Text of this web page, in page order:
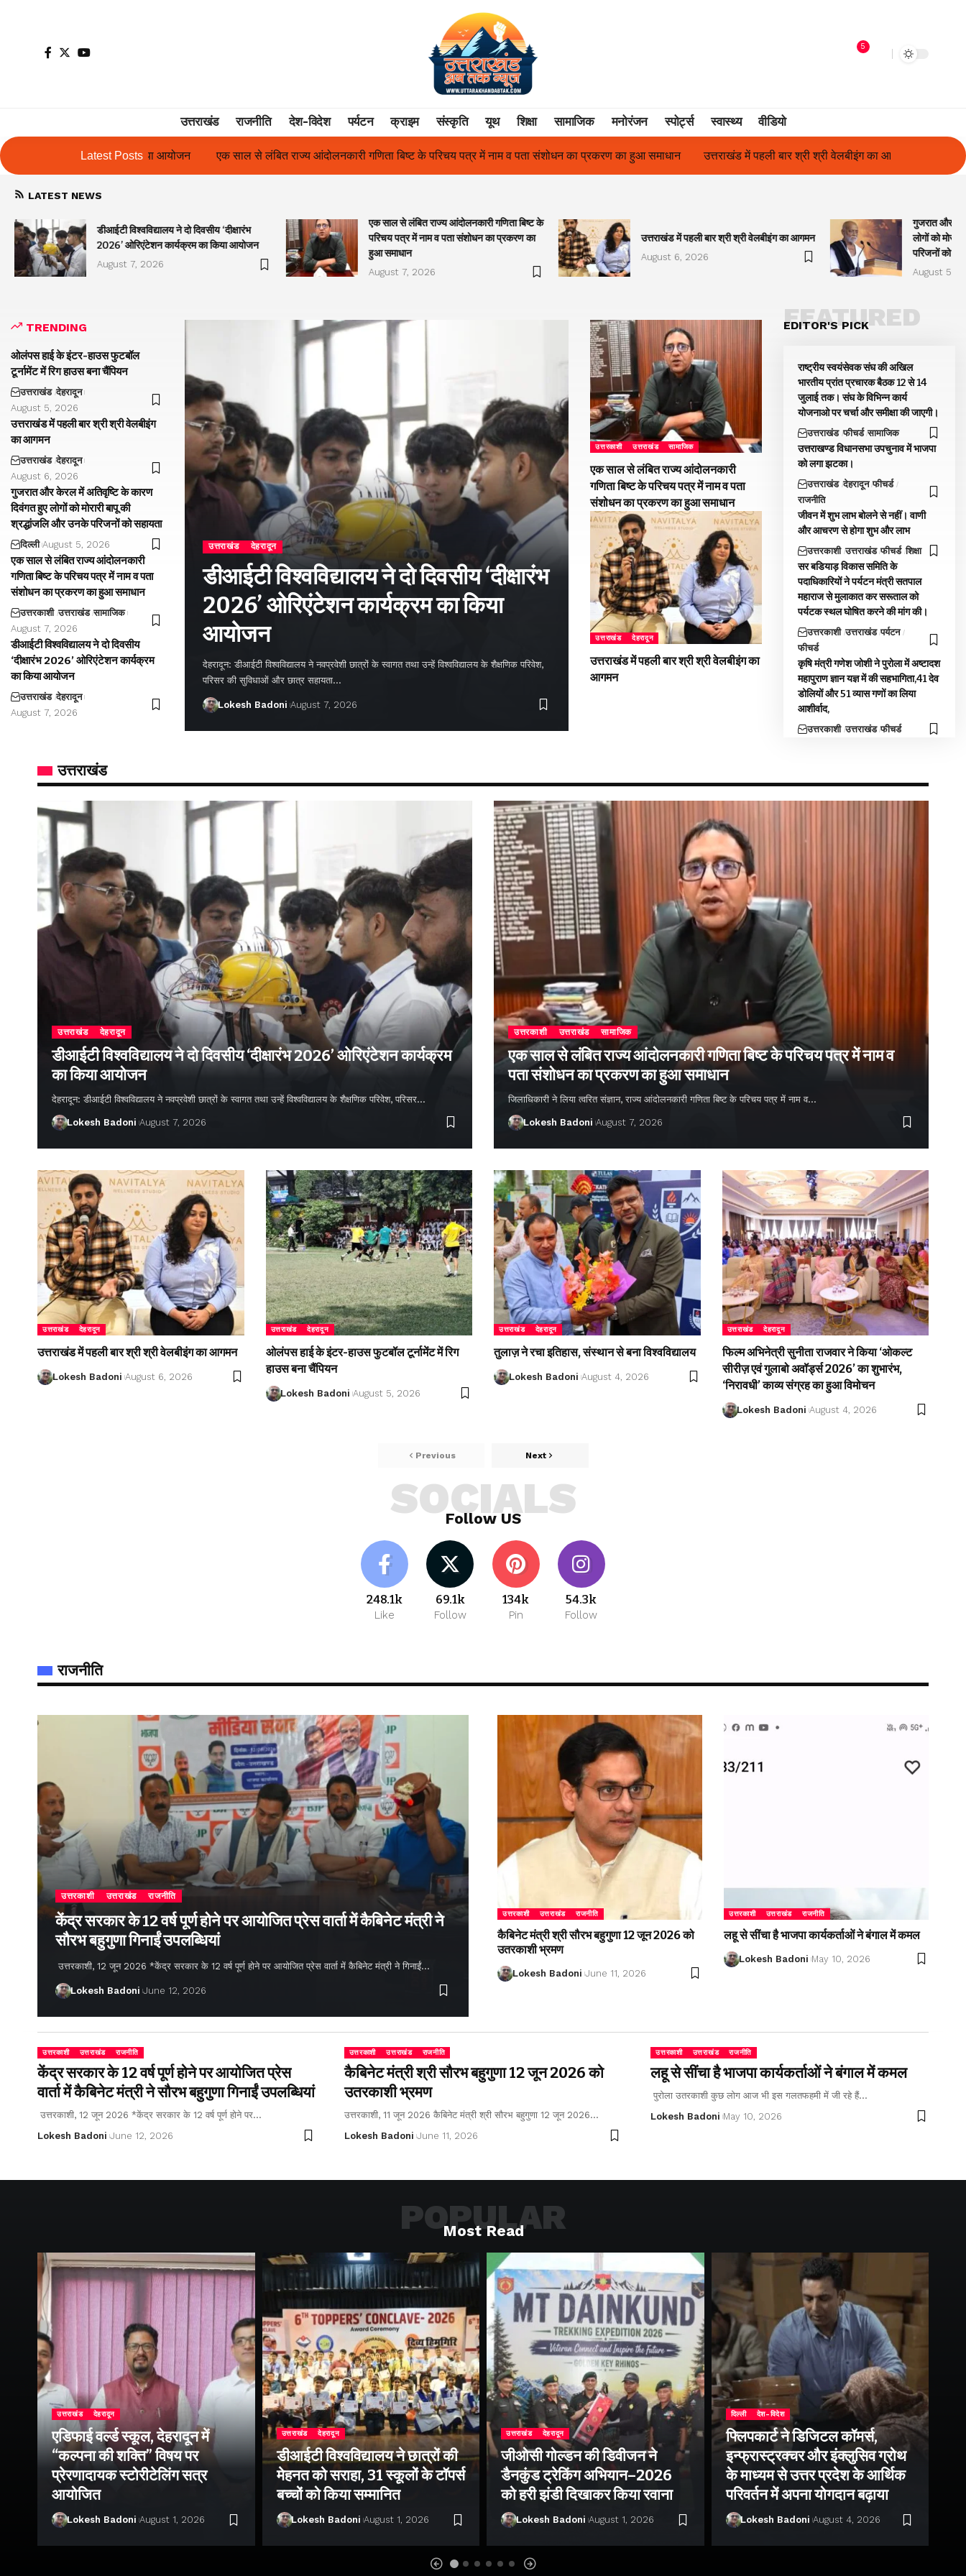
5
उत्तराखंड राजनीति देश-विदेश पर्यटन क्राइम संस्कृति यूथ शिक्षा सामाजिक मनोरंजन स्पोर्ट्स स्वास्थ्य वीडियो
Latest Posts
एक साल से लंबित राज्य आंदोलनकारी गणिता बिष्ट के परिचय पत्र में नाम व पता संशोधन का प्रकरण का हुआ समाधान उत्तराखंड में पहली बार श्री श्री वेलबीइंग का आगमन गुजरात और केरल में अतिवृष्टि के कारण दिवंगत हुए
LATEST NEWS
डीआईटी विश्वविद्यालय ने दो दिवसीय ‘दीक्षारंभ
2026’ ओरिएंटेशन कार्यक्रम का किया आयोजन
August 7, 2026
एक साल से लंबित राज्य आंदोलनकारी गणिता बिष्ट के
परिचय पत्र में नाम व पता संशोधन का प्रकरण का
हुआ समाधान
August 7, 2026
उत्तराखंड में पहली बार श्री श्री वेलबीइंग का आगमन
August 6, 2026
गुजरात और
लोगों को
परिजनों को
August 5,
TRENDING
ओलंपस हाई के इंटर-हाउस फुटबॉल
टूर्नामेंट में रिग हाउस बना चैंपियन
उत्तराखंड देहरादून
August 5, 2026
उत्तराखंड में पहली बार श्री श्री वेलबीइंग
का आगमन
उत्तराखंड देहरादून
August 6, 2026
गुजरात और केरल में अतिवृष्टि के कारण
दिवंगत हुए लोगों को मोरारी बापू की
श्रद्धांजलि और उनके परिजनों को सहायता
दिल्ली August 5, 2026
एक साल से लंबित राज्य आंदोलनकारी
गणिता बिष्ट के परिचय पत्र में नाम व पता
संशोधन का प्रकरण का हुआ समाधान
उत्तरकाशी उत्तराखंड सामाजिक
August 7, 2026
डीआईटी विश्वविद्यालय ने दो दिवसीय
‘दीक्षारंभ 2026’ ओरिएंटेशन कार्यक्रम
का किया आयोजन
उत्तराखंड देहरादून
August 7, 2026
उत्तराखंड देहरादून
डीआईटी विश्वविद्यालय ने दो दिवसीय ‘दीक्षारंभ
2026’ ओरिएंटेशन कार्यक्रम का किया
आयोजन
देहरादून: डीआईटी विश्वविद्यालय ने नवप्रवेशी छात्रों के स्वागत तथा उन्हें विश्वविद्यालय के शैक्षणिक परिवेश,
परिसर की सुविधाओं और छात्र सहायता…
Lokesh Badoni August 7, 2026
उत्तरकाशी उत्तराखंड सामाजिक
एक साल से लंबित राज्य आंदोलनकारी
गणिता बिष्ट के परिचय पत्र में नाम व पता
संशोधन का प्रकरण का हुआ समाधान
उत्तराखंड देहरादून
उत्तराखंड में पहली बार श्री श्री वेलबीइंग का
आगमन
EDITOR'S PICK
FEATURED
राष्ट्रीय स्वयंसेवक संघ की अखिल
भारतीय प्रांत प्रचारक बैठक 12 से 14
जुलाई तक। संघ के विभिन्न कार्य
योजनाओ पर चर्चा और समीक्षा की जाएगी।
उत्तराखंड फीचर्ड सामाजिक
उत्तराखण्ड विधानसभा उपचुनाव में भाजपा
को लगा झटका।
उत्तराखंड देहरादून फीचर्ड
राजनीति
जीवन में शुभ लाभ बोलने से नहीं। वाणी
और आचरण से होगा शुभ और लाभ
उत्तरकाशी उत्तराखंड फीचर्ड शिक्षा
सर बडियाड़ विकास समिति के
पदाधिकारियों ने पर्यटन मंत्री सतपाल
महाराज से मुलाकात कर सरूताल को
पर्यटक स्थल घोषित करने की मांग की।
उत्तरकाशी उत्तराखंड पर्यटन
फीचर्ड
कृषि मंत्री गणेश जोशी ने पुरोला में अष्टादश
महापुराण ज्ञान यज्ञ में की सहभागिता,41 देव
डोलियों और 51 व्यास गणों का लिया
आशीर्वाद,
उत्तरकाशी उत्तराखंड फीचर्ड
उत्तराखंड
उत्तराखंड देहरादून
डीआईटी विश्वविद्यालय ने दो दिवसीय ‘दीक्षारंभ 2026’ ओरिएंटेशन कार्यक्रम
का किया आयोजन
देहरादून: डीआईटी विश्वविद्यालय ने नवप्रवेशी छात्रों के स्वागत तथा उन्हें विश्वविद्यालय के शैक्षणिक परिवेश, परिसर…
Lokesh Badoni August 7, 2026
उत्तरकाशी उत्तराखंड सामाजिक
एक साल से लंबित राज्य आंदोलनकारी गणिता बिष्ट के परिचय पत्र में नाम व
पता संशोधन का प्रकरण का हुआ समाधान
जिलाधिकारी ने लिया त्वरित संज्ञान, राज्य आंदोलनकारी गणिता बिष्ट के परिचय पत्र में नाम व…
Lokesh Badoni August 7, 2026
उत्तराखंड देहरादून
उत्तराखंड में पहली बार श्री श्री वेलबीइंग का आगमन
Lokesh Badoni August 6, 2026
उत्तराखंड देहरादून
ओलंपस हाई के इंटर-हाउस फुटबॉल टूर्नामेंट में रिग
हाउस बना चैंपियन
Lokesh Badoni August 5, 2026
उत्तराखंड देहरादून
तुलाज़ ने रचा इतिहास, संस्थान से बना विश्वविद्यालय
Lokesh Badoni August 4, 2026
उत्तराखंड देहरादून
फिल्म अभिनेत्री सुनीता राजवार ने किया ‘ओकल्ट
सीरीज़ एवं गुलाबो अवॉर्ड्स 2026’ का शुभारंभ,
‘निरावधी’ काव्य संग्रह का हुआ विमोचन
Lokesh Badoni August 4, 2026
Previous Next
Follow US
SOCIALS
248.1k
Like
69.1k
Follow
134k
Pin
54.3k
Follow
राजनीति
उत्तरकाशी उत्तराखंड राजनीति
केंद्र सरकार के 12 वर्ष पूर्ण होने पर आयोजित प्रेस वार्ता में कैबिनेट मंत्री ने
सौरभ बहुगुणा गिनाईं उपलब्धियां
उत्तरकाशी, 12 जून 2026 *केंद्र सरकार के 12 वर्ष पूर्ण होने पर आयोजित प्रेस वार्ता में कैबिनेट मंत्री ने गिनाईं…
Lokesh Badoni June 12, 2026
उत्तरकाशी उत्तराखंड राजनीति
कैबिनेट मंत्री श्री सौरभ बहुगुणा 12 जून 2026 को
उतरकाशी भ्रमण
Lokesh Badoni June 11, 2026
उत्तरकाशी उत्तराखंड राजनीति
लहू से सींचा है भाजपा कार्यकर्ताओं ने बंगाल में कमल
Lokesh Badoni May 10, 2026
उत्तरकाशी उत्तराखंड राजनीति
केंद्र सरकार के 12 वर्ष पूर्ण होने पर आयोजित प्रेस
वार्ता में कैबिनेट मंत्री ने सौरभ बहुगुणा गिनाईं उपलब्धियां
उत्तरकाशी, 12 जून 2026 *केंद्र सरकार के 12 वर्ष पूर्ण होने पर…
Lokesh Badoni June 12, 2026
उत्तरकाशी उत्तराखंड राजनीति
कैबिनेट मंत्री श्री सौरभ बहुगुणा 12 जून 2026 को
उतरकाशी भ्रमण
उत्तरकाशी, 11 जून 2026 कैबिनेट मंत्री श्री सौरभ बहुगुणा 12 जून 2026…
Lokesh Badoni June 11, 2026
उत्तरकाशी उत्तराखंड राजनीति
लहू से सींचा है भाजपा कार्यकर्ताओं ने बंगाल में कमल
पुरोला उतरकाशी कुछ लोग आज भी इस गलतफहमी में जी रहे हैं…
Lokesh Badoni May 10, 2026
Most Read
POPULAR
उत्तराखंड देहरादून
एडिफाई वर्ल्ड स्कूल, देहरादून में
“कल्पना की शक्ति” विषय पर
प्रेरणादायक स्टोरीटेलिंग सत्र
आयोजित
Lokesh Badoni August 1, 2026
उत्तराखंड देहरादून
डीआईटी विश्वविद्यालय ने छात्रों की
मेहनत को सराहा, 31 स्कूलों के टॉपर्स
बच्चों को किया सम्मानित
Lokesh Badoni August 1, 2026
उत्तराखंड देहरादून
जीओसी गोल्डन की डिवीजन ने
डैनकुंड ट्रेकिंग अभियान–2026
को हरी झंडी दिखाकर किया रवाना
Lokesh Badoni August 1, 2026
दिल्ली देश-विदेश
फ्लिपकार्ट ने डिजिटल कॉमर्स,
इन्फ्रास्ट्रक्चर और इंक्लुसिव ग्रोथ
के माध्यम से उत्तर प्रदेश के आर्थिक
परिवर्तन में अपना योगदान बढ़ाया
Lokesh Badoni August 4, 2026